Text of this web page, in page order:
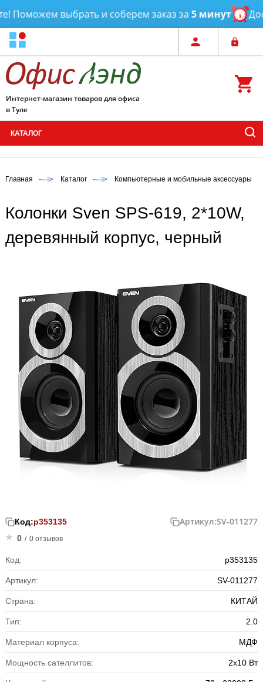
выбрать и соберем заказ за 5 минут
Интернет-магазин товаров для офиса
в Туле
КАТАЛОГ
Главная Каталог Компьютерные и мобильные аксессуары
Колонки Sven SPS-619, 2*10W,
деревянный корпус, черный
Код:р353135 Артикул:SV-011277
0 / 0 отзывов
Код: р353135
Артикул: SV-011277
Страна: КИТАЙ
Тип: 2.0
Материал корпуса: МДФ
Мощность сателлитов: 2х10 Вт